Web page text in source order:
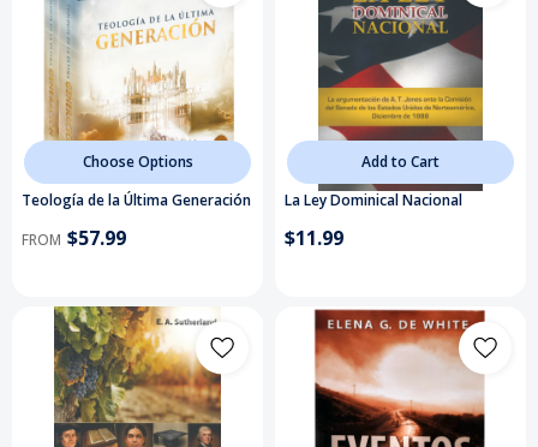
Choose Options
Teología de la Última Generación
FROM $57.99
Add to Cart
La Ley Dominical Nacional
$11.99